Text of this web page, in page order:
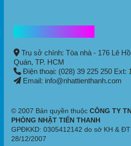
Trụ sở chính: Tòa nhà - 176 Lê
Quán, TP. HCM
Điện thoại: (028) 39 225 250 Ext:
Email: info@nhattienthanh.com
© 2007 Bản quyền thuộc CÔNG TY
PHÒNG NHẬT TIẾN THANH
GPĐKKD: 0305412142 do sở KH &
28/12/2007